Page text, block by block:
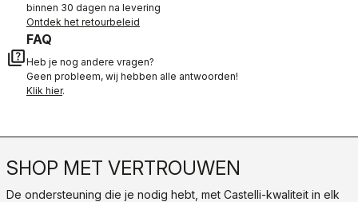
binnen 30 dagen na levering
Ontdek het retourbeleid
quiz
FAQ
Heb je nog andere vragen?
Geen probleem, wij hebben alle antwoorden!
Klik hier.
SHOP MET VERTROUWEN
De ondersteuning die je nodig hebt, met Castelli-kwaliteit in elk